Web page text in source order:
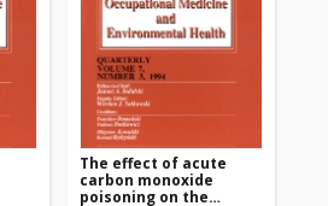
The effect of acute
carbon monoxide
poisoning on the